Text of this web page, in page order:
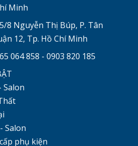
Minh
8 Nguyễn Thị Búp, P. Tân
12, Tp. Hồ Chí Minh
064 858 - 0903 820 185
Salon
Salon
phụ kiện